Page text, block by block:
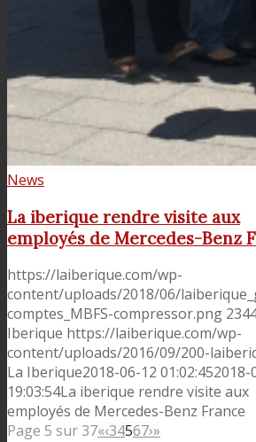
News
La iberique rendre visite aux
employés de Mercedes-Benz
https://laiberique.com/wp-
content/uploads/2018/06/
comptes_MBFS-compressor.png
Iberique https://laiberique.com/wp-
content/uploads/2016/09/200-
La Iberique2018-06-12 01:02:452018-
19:03:54La iberique rendre visite aux
employés de Mercedes-Benz France
Page 5 sur 37«‹34567›»